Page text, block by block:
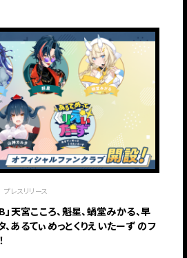
プレスリリース
天宮こころ、魁星、蝸堂みかる、早
あるてぃめっとくりえいたーず のフ